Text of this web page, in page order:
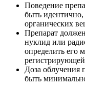
Поведение
быть
органических
Препарат
нуклид или
определить его
Доза облучения
быть